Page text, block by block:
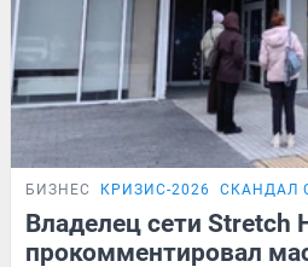
БИЗНЕС КРИЗИС-2026 СКАНДАЛ
Владелец сети Stretch
прокомментировал